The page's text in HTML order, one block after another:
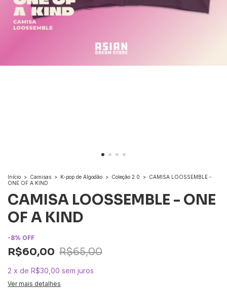
Início > Camisas > K-pop de Algodão > Coleção 2.0 > CAMISA LOOSSEMBLE -
ONE OF A KIND
CAMISA LOOSSEMBLE - ONE
OF A KIND
-8% OFF
R$60,00 R$65,00
2 x de R$30,00 sem juros
Ver mais detalhes